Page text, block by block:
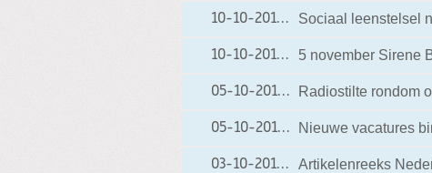
10-10-201210-10-2012 17:58
Sociaal leenstelsel
10-10-201210-10-2012 17:52
5 november Sirene
05-10-201205-10-2012 18:46
Radiostilte rondom
05-10-201205-10-2012 18:41
Nieuwe vacatures
03-10-201203-10-2012 19:20
Artikelenreeks